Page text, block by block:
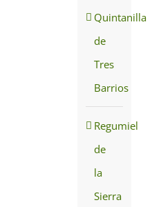
Quintanilla
de
Tres
Barrios
Regumiel
de
la
Sierra